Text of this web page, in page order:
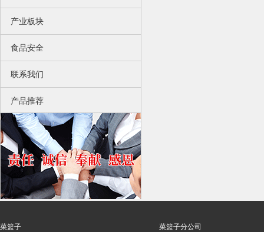
产业板块
食品安全
联系我们
产品推荐
菜篮子 菜篮子分公司